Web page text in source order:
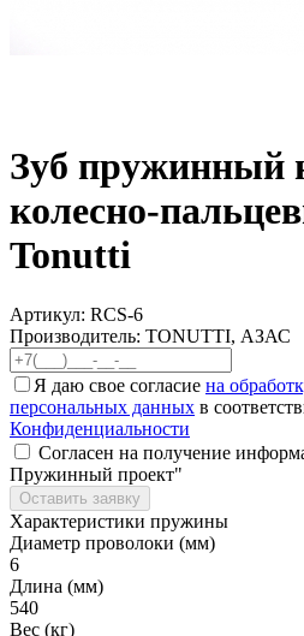
Зуб пружинный
колесно-
Tonutti
Артикул: RCS-6
Производитель: TONUTTI, АЗАС
Я даю свое согласие на
персональных данных в
Конфиденциальности
Согласен на получение
Пружинный проект"
Оставить заявку
Характеристики пружины
Диаметр проволоки (мм)
6
Длина (мм)
540
Вес (кг)